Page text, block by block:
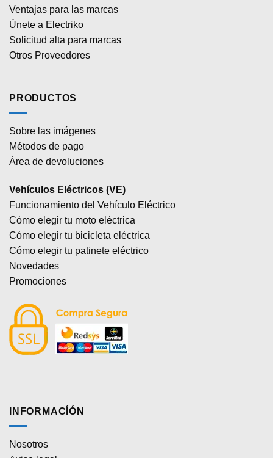
Ventajas para las marcas
Únete a Electriko
Solicitud alta para marcas
Otros Proveedores
PRODUCTOS
Sobre las imágenes
Métodos de pago
Área de devoluciones
Vehículos Eléctricos (VE)
Funcionamiento del Vehículo Eléctrico
Cómo elegir tu moto eléctrica
Cómo elegir tu bicicleta eléctrica
Cómo elegir tu patinete eléctrico
Novedades
Promociones
INFORMACÍÓN
Nosotros